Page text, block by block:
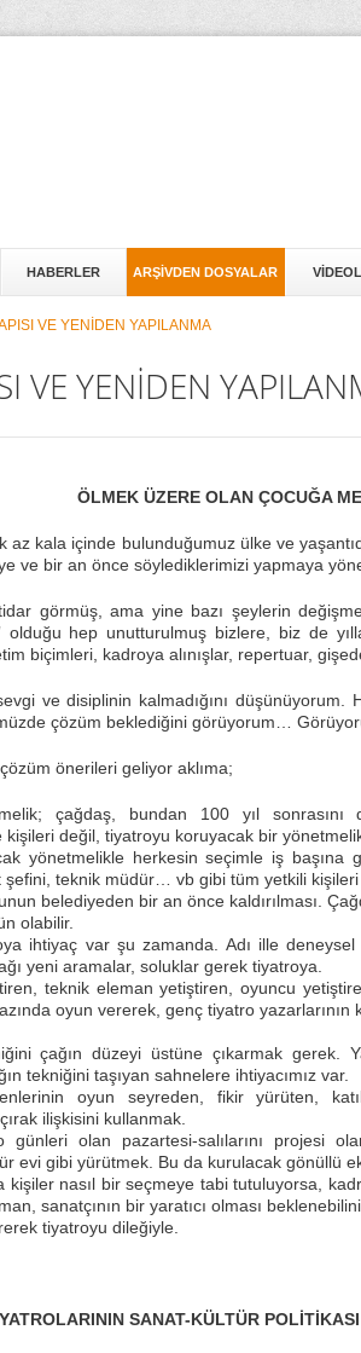
HABERLER ARŞİVDEN DOSYALAR
VE YENİDEN YAPILANMA
VE YENİDEN
ÖLMEK ÜZERE OLAN ÇOCUĞA
az kala içinde bulunduğumuz ülke ve
ve bir an önce söylediklerimizi yapmaya
görmüş, ama yine bazı şeylerin
olduğu hep unutturulmuş bizlere, biz de
biçimleri, kadroya alınışlar, repertuar,
ve disiplinin kalmadığını
çözüm beklediğini görüyorum…
önerileri geliyor aklıma;
çağdaş, bundan 100 yıl sonrasını
kişileri değil, tiyatroyu koruyacak bir
yönetmelikle herkesin seçimle iş başına
şefini, teknik müdür… vb gibi tüm yetkili
belediyeden bir an önce kaldırılması.
olabilir.
ihtiyaç var şu zamanda. Adı ille
yeni aramalar, soluklar gerek tiyatroya.
teknik eleman yetiştiren, oyuncu
oyun vererek, genç tiyatro yazarlarının
çağın düzeyi üstüne çıkarmak gerek.
tekniğini taşıyan sahnelere ihtiyacımız var.
oyun seyreden, fikir yürüten,
ilişkisini kullanmak.
günleri olan pazartesi-salılarını projesi
evi gibi yürütmek. Bu da kurulacak gönüllü
kişiler nasıl bir seçmeye tabi tutuluyorsa,
sanatçının bir yaratıcı olması
tiyatroyu dileğiyle.
SANAT-KÜLTÜR